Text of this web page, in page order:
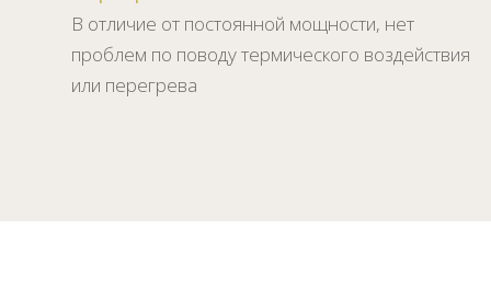
В отличие от постоянной мощности, нет
проблем по поводу термического воздействия
или перегрева